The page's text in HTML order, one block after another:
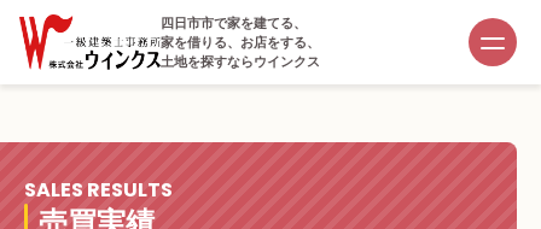
四日市市で家を建てる、
家を借りる、お店をする、
土地を探すならウインクス
SALES RESULTS